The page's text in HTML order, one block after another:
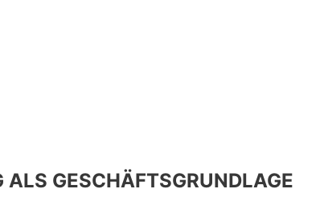
GESCHÄFTSGRUNDLAGE